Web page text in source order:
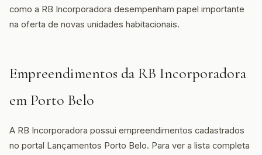
como a RB Incorporadora desempenham papel importante
na oferta de novas unidades habitacionais.
Empreendimentos da RB Incorporadora
em Porto Belo
A RB Incorporadora possui empreendimentos cadastrados
no portal Lançamentos Porto Belo. Para ver a lista completa